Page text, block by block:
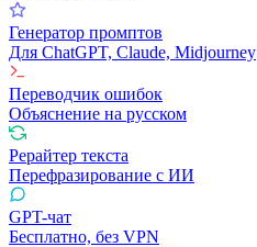
Генератор промптов
Для ChatGPT, Claude, Midjourney
Переводчик ошибок
Объяснение на русском
Рерайтер текста
Перефразирование с ИИ
GPT-чат
Бесплатно, без VPN